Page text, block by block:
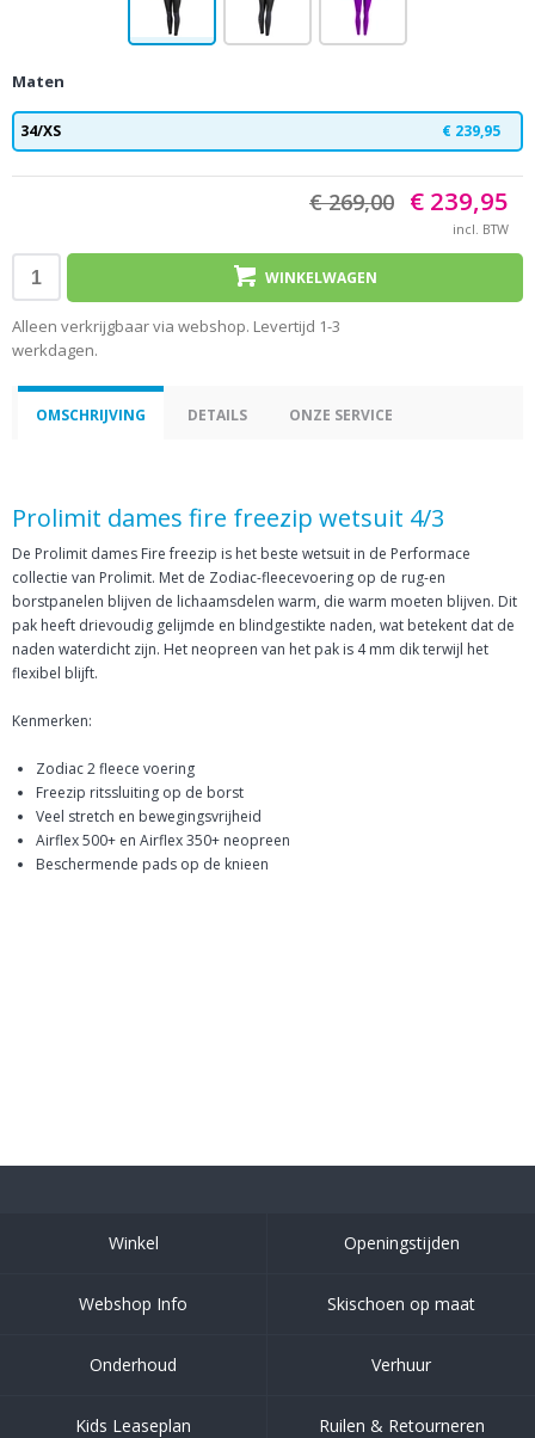
Maten
34/XS € 239,95
€ 269,00 € 239,95
incl. BTW
WINKELWAGEN
Alleen verkrijgbaar via webshop. Levertijd 1-3
werkdagen.
OMSCHRIJVING DETAILS ONZE SERVICE
Prolimit dames fire freezip wetsuit 4/3
De Prolimit dames Fire freezip is het beste wetsuit in de Performace
collectie van Prolimit. Met de Zodiac-fleecevoering op de rug-en
borstpanelen blijven de lichaamsdelen warm, die warm moeten blijven. Dit
pak heeft drievoudig gelijmde en blindgestikte naden, wat betekent dat de
naden waterdicht zijn. Het neopreen van het pak is 4 mm dik terwijl het
flexibel blijft.
Kenmerken:
Zodiac 2 fleece voering
Freezip ritssluiting op de borst
Veel stretch en bewegingsvrijheid
Airflex 500+ en Airflex 350+ neopreen
Beschermende pads op de knieen
Winkel Openingstijden
Webshop Info Skischoen op maat
Onderhoud Verhuur
Kids Leaseplan Ruilen & Retourneren